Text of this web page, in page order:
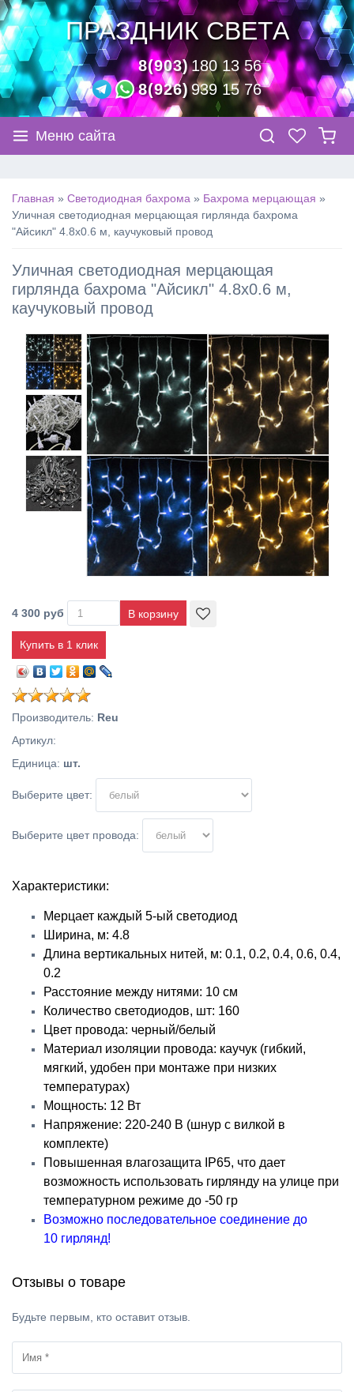
ПРАЗДНИК СВЕТА
8(903)180 13 56
8(926)939 15 76
Меню сайта
Главная » Светодиодная бахрома » Бахрома мерцающая »
Уличная светодиодная мерцающая гирлянда бахрома
"Айсикл" 4.8х0.6 м, каучуковый провод
Уличная светодиодная мерцающая
гирлянда бахрома "Айсикл" 4.8х0.6 м,
каучуковый провод
4 300 руб
Купить в 1 клик
Производитель: Reu
Артикул:
Единица: шт.
Выберите цвет:
Выберите цвет провода:
Характеристики:
Мерцает каждый 5-ый светодиод
Ширина, м: 4.8
Длина вертикальных нитей, м: 0.1, 0.2, 0.4, 0.6, 0.4,
0.2
Расстояние между нитями: 10 см
Количество светодиодов, шт: 160
Цвет провода: черный/белый
Материал изоляции провода: каучук (гибкий,
мягкий, удобен при монтаже при низких
температурах)
Мощность: 12 Вт
Напряжение: 220-240 В (шнур с вилкой в
комплекте)
Повышенная влагозащита IP65, что дает
возможность использовать гирлянду на улице при
температурном режиме до -50 гр
Возможно последовательное соединение до
10 гирлянд!
Отзывы о товаре
Будьте первым, кто оставит отзыв.